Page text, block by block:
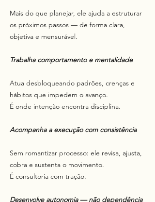
Mais do que planejar, ele ajuda a estruturar
os próximos passos — de forma clara,
objetiva e mensurável.
Trabalha comportamento e mentalidade
Atua desbloqueando padrões, crenças e
hábitos que impedem o avanço.
É onde intenção encontra disciplina.
Acompanha a execução com consistência
Sem romantizar processo: ele revisa, ajusta,
cobra e sustenta o movimento.
É consultoria com tração.
Desenvolve autonomia — não dependência